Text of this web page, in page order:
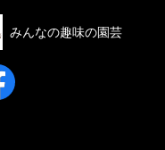
みんなの趣味の園芸